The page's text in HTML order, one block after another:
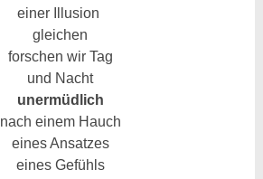
einer Illusion
gleichen
forschen wir Tag
und Nacht
unermüdlich
nach einem Hauch
eines Ansatzes
eines Gefühls